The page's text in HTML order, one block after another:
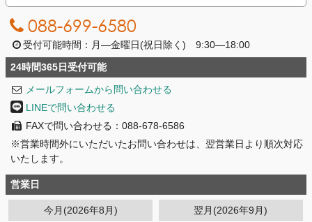
088-699-6580
受付可能時間：月―金曜日(祝日除く) 9:30―18:00
24時間365日受付可能
メールフォームから問い合わせる
LINEで問い合わせる
FAXで問い合わせる：088-678-6586
※営業時間外にいただいたお問い合わせは、翌営業日より順次対応
いたします。
営業日
今月(2026年8月) 翌月(2026年9月)